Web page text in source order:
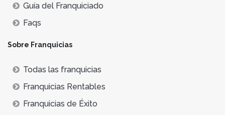
Guía del Franquiciado
Faqs
Sobre Franquicias
Todas las franquicias
Franquicias Rentables
Franquicias de Éxito